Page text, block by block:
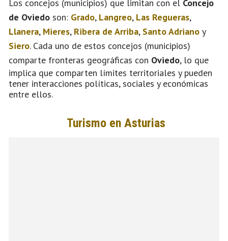
Los concejos (municipios) que limitan con el Concejo
de Oviedo son: Grado, Langreo, Las Regueras,
Llanera, Mieres, Ribera de Arriba, Santo Adriano y
Siero. Cada uno de estos concejos (municipios)
comparte fronteras geográficas con Oviedo, lo que
implica que comparten límites territoriales y pueden
tener interacciones políticas, sociales y económicas
entre ellos.